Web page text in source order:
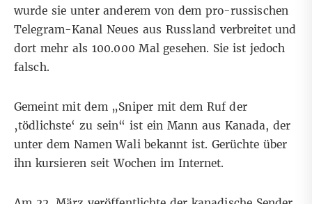
wurde sie unter anderem von dem pro-russischen
Telegram-KanalNeues aus Russland verbreitet und
dort mehr als 100.000 Mal gesehen. Sie ist jedoch
falsch.
Gemeint mit dem „Sniper mit dem Ruf der
‚tödlichste‘ zu sein“ ist ein Mann aus Kanada, der
unter dem Namen Wali bekannt ist. Gerüchte über
ihn kursieren seit Wochen im Internet.